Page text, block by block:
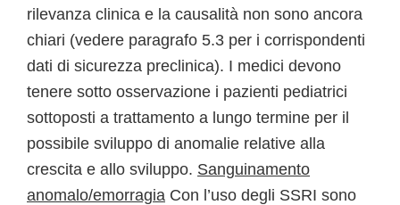
rilevanza clinica e la causalità non sono ancora
chiari (vedere paragrafo 5.3 per i corrispondenti
dati di sicurezza preclinica). I medici devono
tenere sotto osservazione i pazienti pediatrici
sottoposti a trattamento a lungo termine per il
possibile sviluppo di anomalie relative alla
crescita e allo sviluppo. Sanguinamento
anomalo/emorragia Con l’uso degli SSRI sono